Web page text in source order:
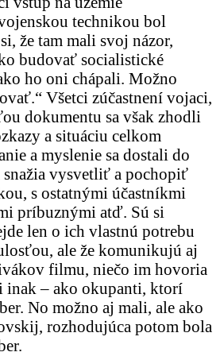
technikou bol
že tam mali svoj názor,
budovať socialistické
ho oni chápali. Možno
Všetci zúčastnení vojaci,
dokumentu sa však zhodli
a situáciu celkom
a myslenie sa dostali do
vysvetliť a pochopiť
s ostatnými účastníkmi
príbuznými atď. Sú si
len o ich vlastnú potrebu
ale že komunikujú aj
filmu, niečo im hovoria
inak – ako okupanti, ktorí
No možno aj mali, ale ako
rozhodujúca potom bola